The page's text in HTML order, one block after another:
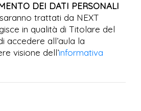
DEI DATI PERSONALI
trattati da NEXT
in qualità di Titolare del
accedere all’aula la
visione dell’informativa